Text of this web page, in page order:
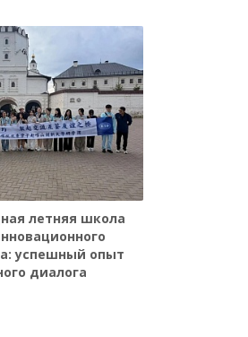
летняя школа
успешный опыт
диалога